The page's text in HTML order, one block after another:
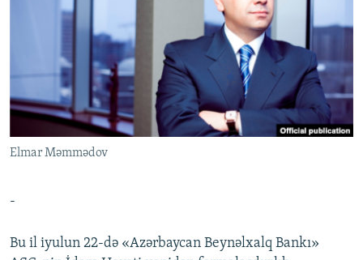
FOTOQALEREYA
İNFOQRAFIKA
KARIKATURA
RADIO ARXIV
AZƏRBAYCAN ƏDƏBIYYATI KITABXANASI
İSLAM VƏ DEMOKRATIYA
İZ - MƏDƏNIYYƏT PROQRAMI
HAQQIMIZDA
MISSIYAMIZ
PEŞƏ ETIKASI VƏ JURNALISTIKA STANDARTLARIMIZ
MATERIALLARIMIZDAN ISTIFADƏ
AZADLIQRADIOSU MOBIL TELEFONUNUZDA
RFE/RL-in bütün saytları
Elmar Məmmədov
-
Bu il iyulun 22-də «Azərbaycan Beynəlxalq Bankı»